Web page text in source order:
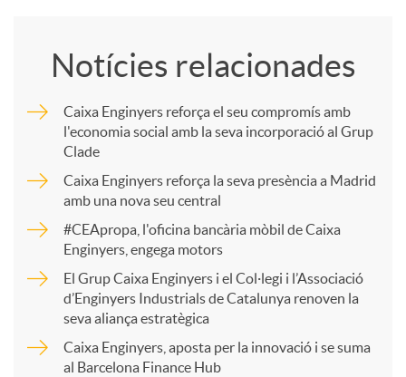
m
r
Notícies relacionades
Caixa Enginyers reforça el seu compromís amb
l'economia social amb la seva incorporació al Grup
Clade
Caixa Enginyers reforça la seva presència a Madrid
amb una nova seu central
#CEApropa, l'oficina bancària mòbil de Caixa
Enginyers, engega motors
El Grup Caixa Enginyers i el Col·legi i l’Associació
d’Enginyers Industrials de Catalunya renoven la
seva aliança estratègica
Caixa Enginyers, aposta per la innovació i se suma
al Barcelona Finance Hub